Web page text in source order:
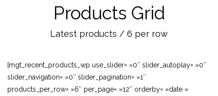
Products Grid
Latest products / 6 per row
[mgt_recent_products_wp use_slider= »0″ slider_autoplay= »0″
slider_navigation= »0″ slider_pagination= »1″
products_per_row= »6″ per_page= »12″ orderby= »date »